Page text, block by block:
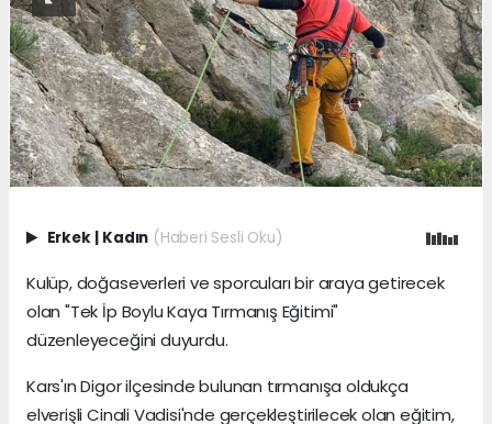
Erkek Kadın (Haberi Sesli Oku)
Kulüp, doğaseverleri ve sporcuları bir araya getirecek
olan "Tek İp Boylu Kaya Tırmanış Eğitimi"
düzenleyeceğini duyurdu.
Kars'ın Digor ilçesinde bulunan tırmanışa oldukça
elverişli Cinali Vadisi'nde gerçekleştirilecek olan eğitim,